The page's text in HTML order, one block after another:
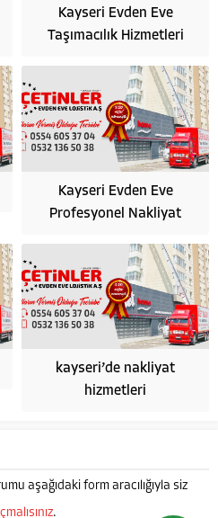
Kayseri Evden Eve
Taşımacılık Hizmetleri
Kayseri Evden Eve
Profesyonel Nakliyat
kayseri’de nakliyat
hizmetleri
aşağıdaki form aracılığıyla siz
.